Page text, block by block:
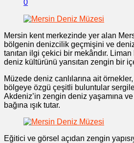
0
Mersin kent merkezinde yer alan
bölgenin denizcilik geçmişini ve
tanıtan ilgi çekici bir mekândır.
deniz kültürünü yansıtan zengin bir
Müzede deniz canlılarına ait
bölgeye özgü çeşitli buluntular
Akdeniz’in zengin deniz yaşamına
bağına ışık tutar.
Eğitici ve görsel açıdan zengin